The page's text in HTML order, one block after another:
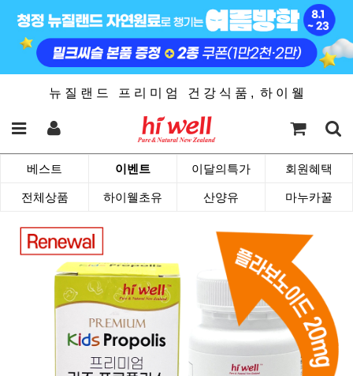
뉴 질 랜 드 프 리 미 엄 건 강 식 품 , 하 이 웰
베스트 이벤트 이달의특가 회원혜택
전체상품 하이웰초유 산양유 마누카꿀